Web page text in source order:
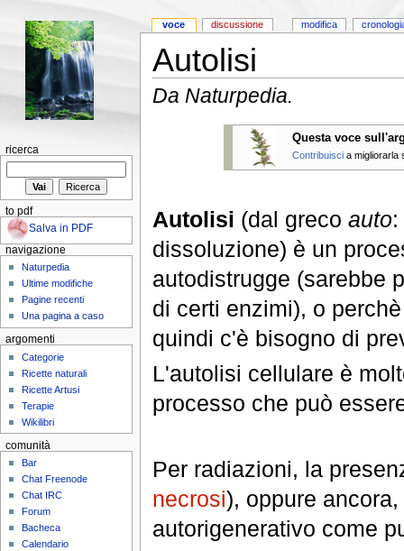
Autolisi
Da Naturpedia.
Questa voce
Contribuiscia migliorarla
Autolisi (dal greco auto
dissoluzione) è un
autodistrugge (sarebbe
di certi enzimi), o
quindi c'è bisogno di
L'autolisi cellulare è
processo che può
Per radiazioni, la
necrosi), oppure
autorigenerativo come
voce discussione modifica
ricerca
to pdf
Salva in PDF
navigazione
Naturpedia
Ultime modifiche
Pagine recenti
Una pagina a caso
argomenti
Categorie
Ricette naturali
Ricette Artusi
Terapie
Wikilibri
comunità
Bar
Chat Freenode
Chat IRC
Forum
Bacheca
Calendario